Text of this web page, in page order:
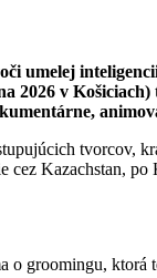
umelej
v Košiciach)
tvorcov,
Kazachstan,
groomingu,